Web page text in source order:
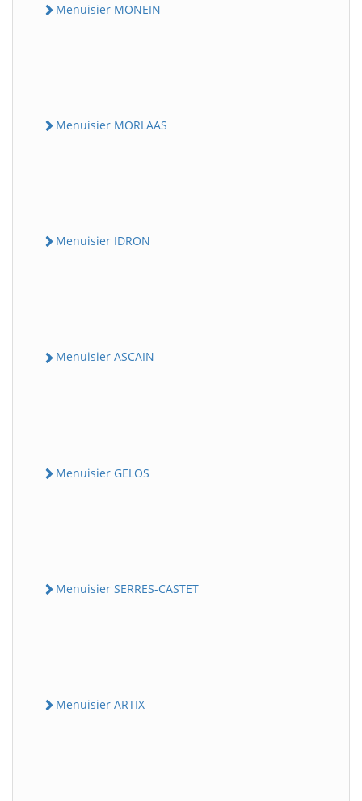
Menuisier MONEIN
Menuisier MORLAAS
Menuisier IDRON
Menuisier ASCAIN
Menuisier GELOS
Menuisier SERRES-CASTET
Menuisier ARTIX